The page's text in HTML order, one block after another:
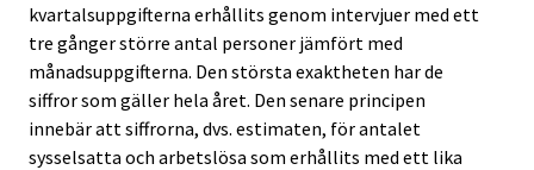
kvartalsuppgifterna erhållits genom intervjuer med ett
tre gånger större antal personer jämfört med
månadsuppgifterna. Den största exaktheten har de
siffror som gäller hela året. Den senare principen
innebär att siffrorna, dvs. estimaten, för antalet
sysselsatta och arbetslösa som erhållits med ett lika